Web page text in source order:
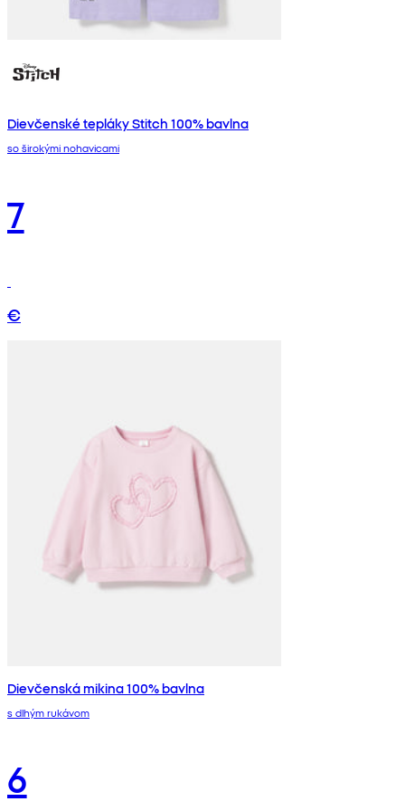
Dievčenské tepláky Stitch 100% bavlna
so širokými nohavicami
7
€
Dievčenská mikina 100% bavlna
s dlhým rukávom
6